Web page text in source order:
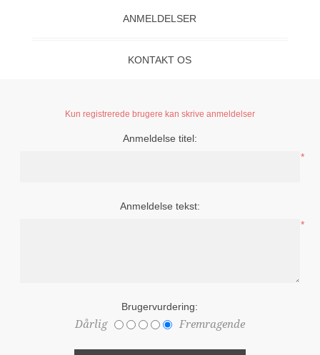
ANMELDELSER
KONTAKT OS
Kun registrerede brugere kan skrive anmeldelser
Anmeldelse titel:
*
Anmeldelse tekst:
*
Brugervurdering:
Dårlig Fremragende